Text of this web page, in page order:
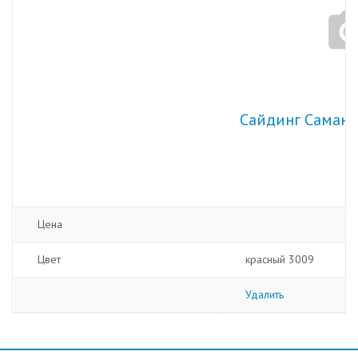
Сайдинг Саман
Цена
Цвет красный 3009
Удалить